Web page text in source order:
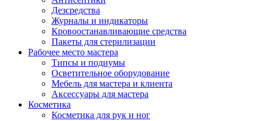
Дезсредства
Журналы и индикаторы
Кровоостанавливающие средства
Пакеты для стерилизации
Рабочее место мастера
Типсы и подиумы
Осветительное оборудование
Мебель для мастера и клиента
Аксессуары для мастера
Косметика
Косметика для рук и ног